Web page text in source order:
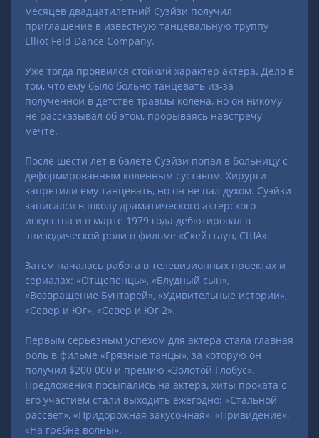
месяцев двадцатилетний Суэйзи получил
приглашение в известную танцевальную труппу
Elliot Feld Dance Company.
Уже тогда проявился стойкий характер актера. Дело в
том, что ему было больно танцевать из-за
полученной в детстве травмы колена, но он никому
не рассказывал об этом, прорываясь навстречу
мечте.
После шести лет в балете Суэйзи попал в больницу с
деформированным коленным суставом. Хирурги
запретили ему танцевать, но он не пал духом. Суэйзи
записался в школу драматического актерского
искусства и в марте 1979 года дебютировал в
эпизодической роли в фильме «Скейттаун, США».
Затем началась работа в телевизионных проектах и
сериалах: «Отщепенцы», «Блудный сын»,
«Возвращение Бунтарей», «Удивительные истории»,
«Север и Юг», «Север и Юг 2».
Первым серьезным успехом для актера стала главная
роль в фильме «Грязные танцы», за которую он
получил $200 000 и премию «Золотой Глобус».
Предложения посыпались на актера, хиты проката с
его участием стали выходить ежегодно: «Стальной
рассвет», «Придорожная закусочная», «Привидение»,
«На гребне волны».